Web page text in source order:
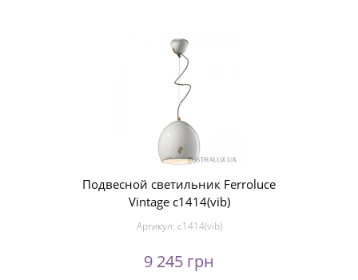
Подвесной светильник Ferroluce
Vintage c1414(vib)
Артикул: c1414(vib)
9 245 грн